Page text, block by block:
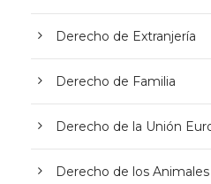
Derecho de Extranjería
Derecho de Familia
Derecho de la Unión
Derecho de los Animales